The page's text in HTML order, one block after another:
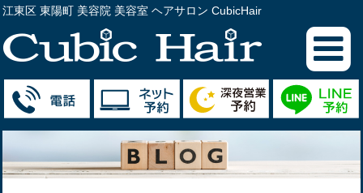
江東区 東陽町 美容院 美容室 ヘアサロン CubicHair